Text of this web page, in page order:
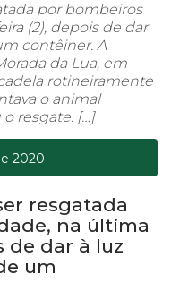
por bombeiros
(2), depois de dar
contêiner. A
da Lua, em
rotineiramente
o animal
resgate. […]
2020
resgatada
na última
de dar à luz
um